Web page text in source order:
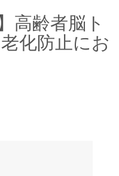
高齢者脳ト
化防止にお